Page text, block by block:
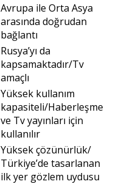
Avrupa ile Orta Asya
arasında doğrudan
bağlantı
Rusya’yı da
kapsamaktadır/Tv
amaçlı
Yüksek kullanım
kapasiteli/Haberleşme
ve Tv yayınları için
kullanılır
Yüksek çözünürlük/
Türkiye’de tasarlanan
ilk yer gözlem uydusu